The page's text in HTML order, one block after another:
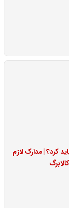
کرد؟ | مدارک لازم